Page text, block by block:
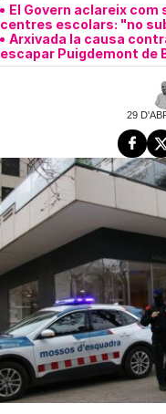
El Govern aclareix
centres escolars: "no
Arxivada la causa
escapar Puigdemont de
29